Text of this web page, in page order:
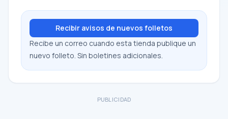
Recibir avisos de nuevos folletos
Recibe un correo cuando esta tienda publique un
nuevo folleto. Sin boletines adicionales.
PUBLICIDAD